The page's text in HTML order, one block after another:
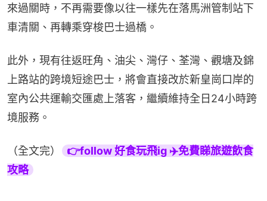
來過關時，不再需要像以往一樣先在落馬洲管制站下
車清關、再轉乘穿梭巴士過橋。
此外，現有往返旺角、油尖、灣仔、荃灣、觀塘及錦
上路站的跨境短途巴士，將會直接改於新皇崗口岸的
室內公共運輸交匯處上落客，繼續維持全日24小時跨
境服務。
（全文完）
👉follow 好食玩飛ig ✈️免費睇旅遊飲食
攻略